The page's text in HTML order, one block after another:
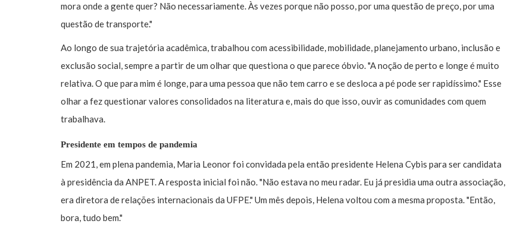
mora onde a gente quer? Não necessariamente. Às vezes porque não posso, por uma questão de preço, por uma
questão de transporte."
Ao longo de sua trajetória acadêmica, trabalhou com acessibilidade, mobilidade, planejamento urbano, inclusão e
exclusão social, sempre a partir de um olhar que questiona o que parece óbvio. "A noção de perto e longe é muito
relativa. O que para mim é longe, para uma pessoa que não tem carro e se desloca a pé pode ser rapidíssimo." Esse
olhar a fez questionar valores consolidados na literatura e, mais do que isso, ouvir as comunidades com quem
trabalhava.
Presidente em tempos de pandemia
Em 2021, em plena pandemia, Maria Leonor foi convidada pela então presidente Helena Cybis para ser candidata
à presidência da ANPET. A resposta inicial foi não. "Não estava no meu radar. Eu já presidia uma outra associação,
era diretora de relações internacionais da UFPE." Um mês depois, Helena voltou com a mesma proposta. "Então,
bora, tudo bem."